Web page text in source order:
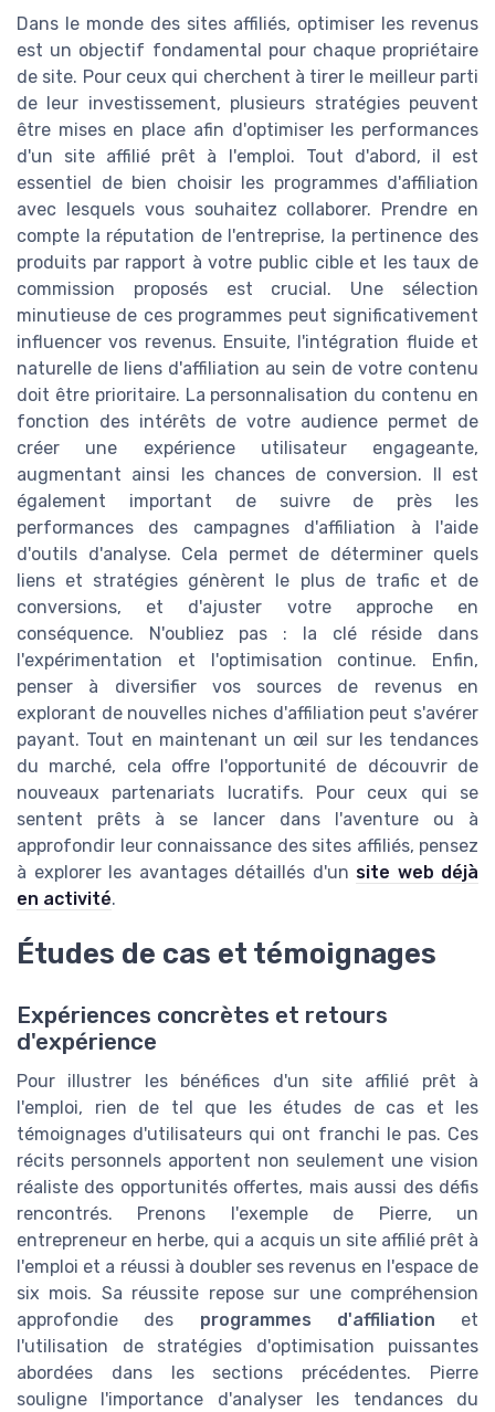
Dans le monde des sites affiliés, optimiser les revenus
est un objectif fondamental pour chaque propriétaire
de site. Pour ceux qui cherchent à tirer le meilleur parti
de leur investissement, plusieurs stratégies peuvent
être mises en place afin d'optimiser les performances
d'un site affilié prêt à l'emploi. Tout d'abord, il est
essentiel de bien choisir les programmes d'affiliation
avec lesquels vous souhaitez collaborer. Prendre en
compte la réputation de l'entreprise, la pertinence des
produits par rapport à votre public cible et les taux de
commission proposés est crucial. Une sélection
minutieuse de ces programmes peut significativement
influencer vos revenus. Ensuite, l'intégration fluide et
naturelle de liens d'affiliation au sein de votre contenu
doit être prioritaire. La personnalisation du contenu en
fonction des intérêts de votre audience permet de
créer une expérience utilisateur engageante,
augmentant ainsi les chances de conversion. Il est
également important de suivre de près les
performances des campagnes d'affiliation à l'aide
d'outils d'analyse. Cela permet de déterminer quels
liens et stratégies génèrent le plus de trafic et de
conversions, et d'ajuster votre approche en
conséquence. N'oubliez pas : la clé réside dans
l'expérimentation et l'optimisation continue. Enfin,
penser à diversifier vos sources de revenus en
explorant de nouvelles niches d'affiliation peut s'avérer
payant. Tout en maintenant un œil sur les tendances
du marché, cela offre l'opportunité de découvrir de
nouveaux partenariats lucratifs. Pour ceux qui se
sentent prêts à se lancer dans l'aventure ou à
approfondir leur connaissance des sites affiliés, pensez
à explorer les avantages détaillés d'un site web déjà
en activité.
Études de cas et témoignages
Expériences concrètes et retours
d'expérience
Pour illustrer les bénéfices d'un site affilié prêt à
l'emploi, rien de tel que les études de cas et les
témoignages d'utilisateurs qui ont franchi le pas. Ces
récits personnels apportent non seulement une vision
réaliste des opportunités offertes, mais aussi des défis
rencontrés. Prenons l'exemple de Pierre, un
entrepreneur en herbe, qui a acquis un site affilié prêt à
l'emploi et a réussi à doubler ses revenus en l'espace de
six mois. Sa réussite repose sur une compréhension
approfondie des programmes d'affiliation et
l'utilisation de stratégies d'optimisation puissantes
abordées dans les sections précédentes. Pierre
souligne l'importance d'analyser les tendances du